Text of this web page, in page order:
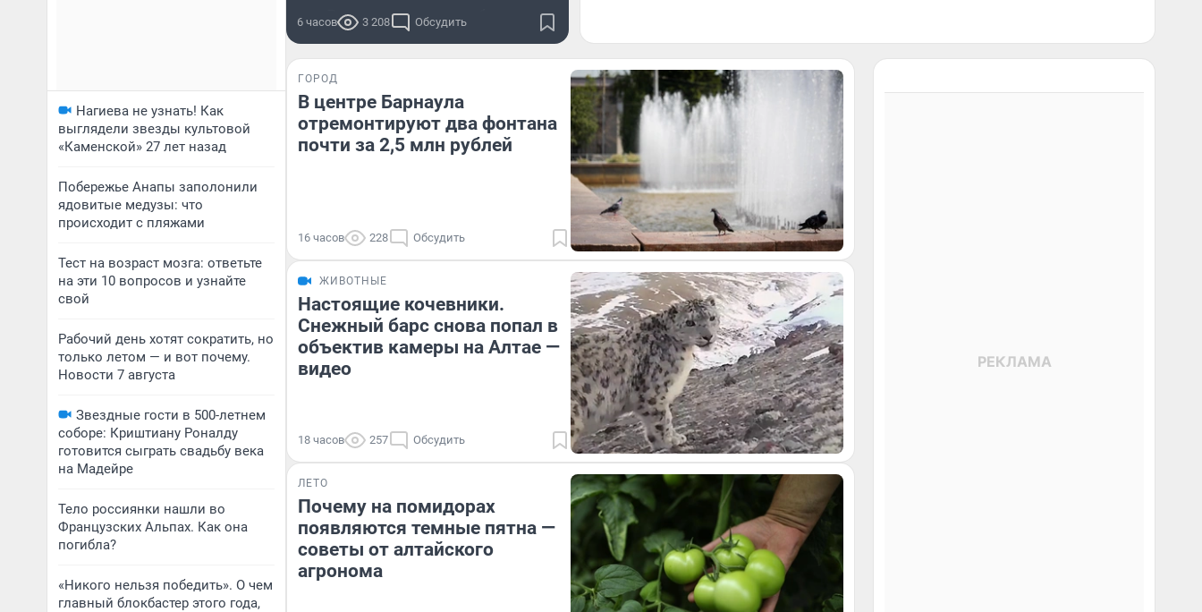
Нагиева не узнать! Как
выглядели звезды культовой
«Каменской» 27 лет назад
Побережье Анапы заполонили
ядовитые медузы: что
происходит с пляжами
Тест на возраст мозга: ответьте
на эти 10 вопросов и узнайте
свой
Рабочий день хотят сократить, но
только летом — и вот почему.
Новости 7 августа
Звездные гости в 500-летнем
соборе: Криштиану Роналду
готовится сыграть свадьбу века
на Мадейре
Тело россиянки нашли во
Французских Альпах. Как она
погибла?
«Никого нельзя победить». О чем
главный блокбастер этого года,
Рассказываем подробности
6 часов 3 208 Обсудить
ГОРОД
В центре Барнаула
отремонтируют два фонтана
почти за 2,5 млн рублей
16 часов 228 Обсудить
ЖИВОТНЫЕ
Настоящие кочевники.
Снежный барс снова попал в
объектив камеры на Алтае —
видео
18 часов 257 Обсудить
ЛЕТО
Почему на помидорах
появляются темные пятна —
советы от алтайского
агронома